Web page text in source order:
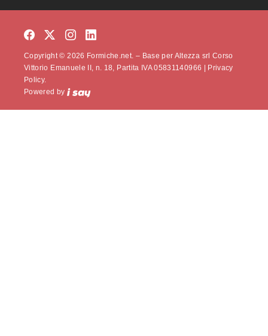
Copyright © 2026 Formiche.net. – Base per Altezza srl Corso
Vittorio Emanuele II, n. 18, Partita IVA 05831140966 |
Privacy
Policy.
Powered by